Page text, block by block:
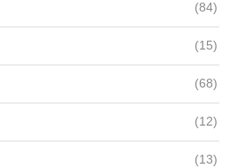
(84)
(15)
(68)
(12)
(13)